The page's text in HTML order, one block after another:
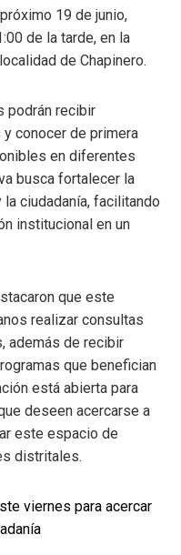
19 de junio,
de la tarde, en la
de Chapinero.
podrán recibir
conocer de primera
en diferentes
busca fortalecer la
ciudadanía, facilitando
institucional en un
que este
realizar consultas
además de recibir
que benefician
está abierta para
deseen acercarse a
este espacio de
distritales.